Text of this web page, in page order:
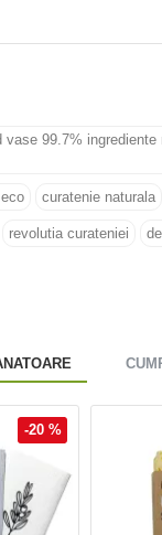
vase 99.7% ingrediente
curatenie naturala
revolutia curateniei
-20 %